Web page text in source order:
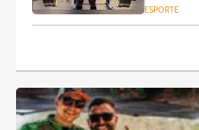
ESPORTE